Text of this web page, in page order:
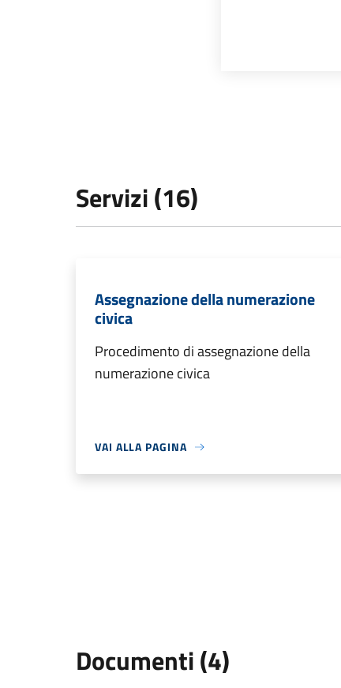
Servizi (16)
Assegnazione della numerazione
civica
Procedimento di assegnazione della
numerazione civica
VAI ALLA PAGINA
Documenti (4)